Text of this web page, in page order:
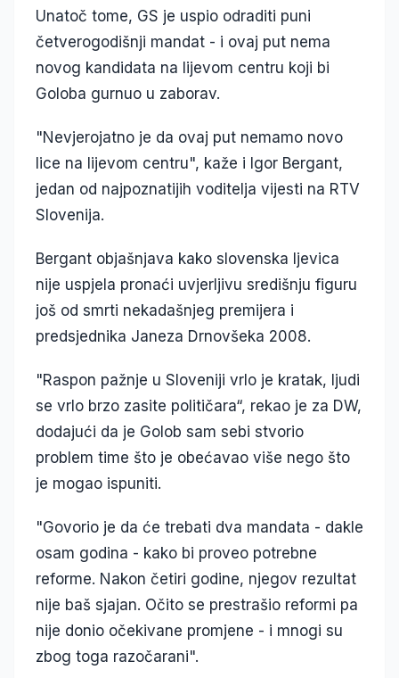
Unatoč tome, GS je uspio odraditi puni
četverogodišnji mandat - i ovaj put nema
novog kandidata na lijevom centru koji bi
Goloba gurnuo u zaborav.
"Nevjerojatno je da ovaj put nemamo novo
lice na lijevom centru", kaže i Igor Bergant,
jedan od najpoznatijih voditelja vijesti na RTV
Slovenija.
Bergant objašnjava kako slovenska ljevica
nije uspjela pronaći uvjerljivu središnju figuru
još od smrti nekadašnjeg premijera i
predsjednika Janeza Drnovšeka 2008.
"Raspon pažnje u Sloveniji vrlo je kratak, ljudi
se vrlo brzo zasite političara“, rekao je za DW,
dodajući da je Golob sam sebi stvorio
problem time što je obećavao više nego što
je mogao ispuniti.
"Govorio je da će trebati dva mandata - dakle
osam godina - kako bi proveo potrebne
reforme. Nakon četiri godine, njegov rezultat
nije baš sjajan. Očito se prestrašio reformi pa
nije donio očekivane promjene - i mnogi su
zbog toga razočarani".